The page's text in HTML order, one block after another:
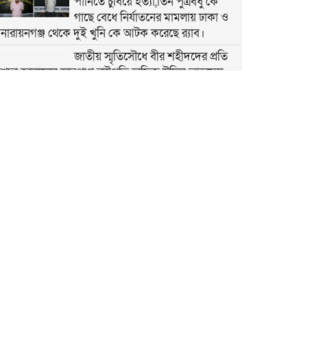
গাছে বেধে নির্যাতনের মামলায় ঢাকা ও
নারায়নগঞ্জ থেকে দুই খুনি কে আটক করেছে র‍্যাব।
জাতীয় স্মৃতিসৌধে বীর শহীদদের প্রতি
শ্রদ্ধা জানালেন ভারপ্রাপ্ত রাষ্ট্রপতি হাফিজ উদ্দিন আহমেদ